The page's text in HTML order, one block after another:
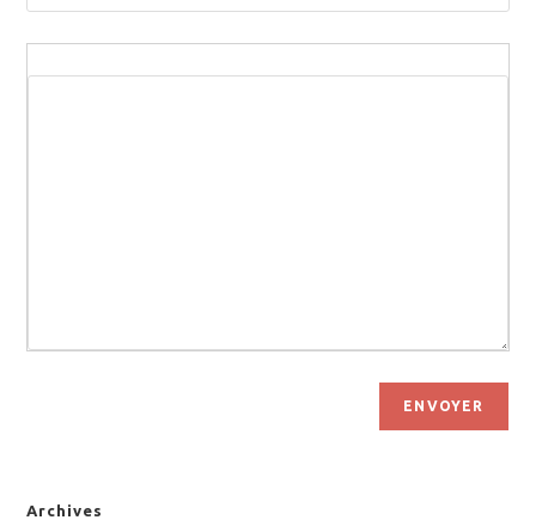
ENVOYER
Archives